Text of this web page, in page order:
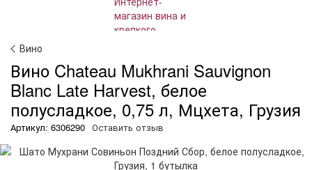
Вино
Вино Chateau Mukhrani Sauvignon
Blanc Late Harvest, белое
полусладкое, 0,75 л, Мцхета, Грузия
Артикул: 6306290 Оставить отзыв